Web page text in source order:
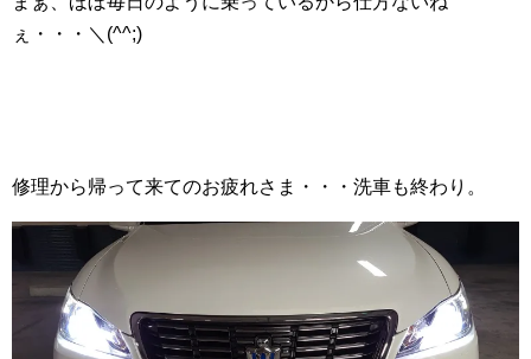
ぇ・・・＼(^^;)ゞ
修理から帰って来てのお疲れさま・・・洗車も終わり。